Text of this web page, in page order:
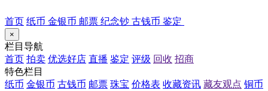
首页 纸币 金银币 邮票 纪念钞 古钱币 鉴定
×
栏目导航
首页 拍卖 优选好店 直播 鉴定 评级 回收 招商
特色栏目
纸币 金银币 古钱币 邮票 珠宝 价格表 收藏资讯 藏友观点 铜币